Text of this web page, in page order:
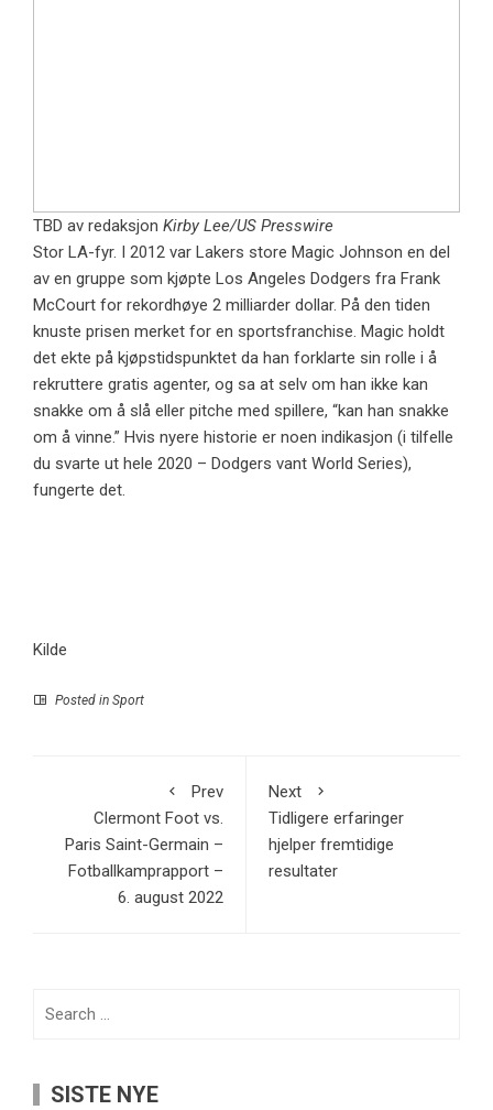
TBD av redaksjon Kirby Lee/US Presswire
Stor LA-fyr. I 2012 var Lakers store Magic Johnson en del
av en gruppe som kjøpte Los Angeles Dodgers fra Frank
McCourt for rekordhøye 2 milliarder dollar. På den tiden
knuste prisen merket for en sportsfranchise. Magic holdt
det ekte på kjøpstidspunktet da han forklarte sin rolle i å
rekruttere gratis agenter, og sa at selv om han ikke kan
snakke om å slå eller pitche med spillere, “kan han snakke
om å vinne.” Hvis nyere historie er noen indikasjon (i tilfelle
du svarte ut hele 2020 – Dodgers vant World Series),
fungerte det.
Kilde
Posted in Sport
Prev
Clermont Foot vs.
Paris Saint-Germain –
Fotballkamprapport –
6. august 2022
Next
Tidligere erfaringer
hjelper fremtidige
resultater
SISTE NYE